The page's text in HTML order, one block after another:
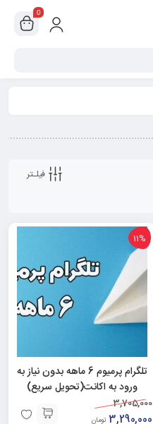
0
فیلـتر
11%
تلگرام پرمیوم 6 ماهه بدون نیاز به
ورود به اکانت(تحویل سریع)
3,705,000
3,290,000 تومان